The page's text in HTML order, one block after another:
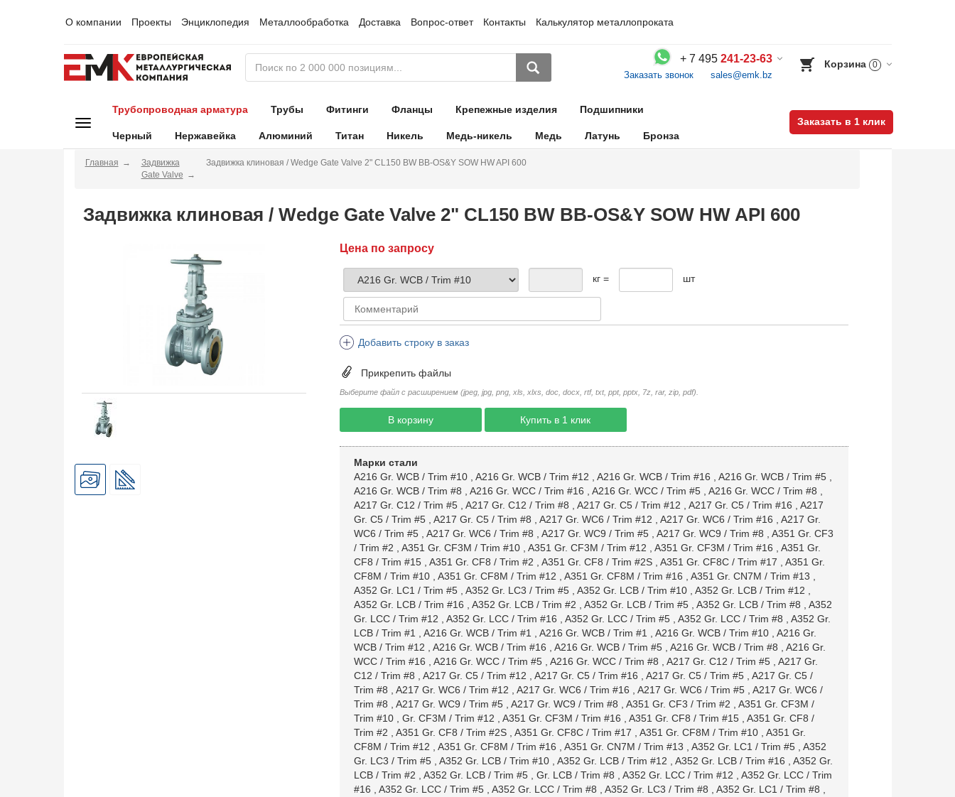
О компании Проекты Энциклопедия Металлообработка Доставка Вопрос-ответ Контакты Калькулятор металлопроката
+ 7 495 241-23-63
Заказать звонок sales@emk.bz
Корзина 0
Трубопроводная арматура Трубы Фитинги Фланцы Крепежные изделия Подшипники
Черный Нержавейка Алюминий Титан Никель Медь-никель Медь Латунь Бронза
Заказать в 1 клик
Главная
Задвижка
Gate Valve
Задвижка клиновая / Wedge Gate Valve 2" CL150 BW BB-OS&Y SOW HW API 600
Задвижка клиновая / Wedge Gate Valve 2" CL150 BW BB-OS&Y SOW HW API 600
Цена по запросу
кг = шт
Добавить строку в заказ
Прикрепить файлы
Выберите файл с расширением (jpeg, jpg, png, xls, xlxs, doc, docx, rtf, txt, ppt, pptx, 7z, rar, zip, pdf).
В корзину Купить в 1 клик
Марки стали
A216 Gr. WCB / Trim #10, A216 Gr. WCB / Trim #12 A216 Gr. WCB / Trim #16 A216 Gr. WCB / Trim #5,
A216 Gr. WCB / Trim #8
A216 Gr. WCC / Trim #16 A216 Gr. WCC / Trim #5, A216 Gr. WCC / Trim #8
A217 Gr. C12 / Trim #5, A217 Gr. C12 / Trim #8 A217 Gr. C5 / Trim #12 A217 Gr. C5 / Trim #16
A217
Gr. C5 / Trim #5, A217 Gr. C5 / Trim #8 A217 Gr. WC6 / Trim #12 A217 Gr. WC6 / Trim #16
A217 Gr.
WC6 / Trim #5, A217 Gr. WC6 / Trim #8 A217 Gr. WC9 / Trim #5, A217 Gr. WC9 / Trim #8
A351 Gr. CF3
/ Trim #2
A351 Gr. CF3M / Trim #10, A351 Gr. CF3M / Trim #12 A351 Gr. CF3M / Trim #16
A351 Gr.
CF8 / Trim #15, A351 Gr. CF8 / Trim #2 A351 Gr. CF8 / Trim #2S, A351 Gr. CF8C / Trim #17
A351 Gr.
CF8M / Trim #10, A351 Gr. CF8M / Trim #12 A351 Gr. CF8M / Trim #16 A351 Gr. CN7M / Trim #13
A352 Gr. LC1 / Trim #5, A352 Gr. LC3 / Trim #5, A352 Gr. LCB / Trim #10, A352 Gr. LCB / Trim #12
A352 Gr. LCB / Trim #16
A352 Gr. LCB / Trim #2 A352 Gr. LCB / Trim #5, A352 Gr. LCB / Trim #8
A352
Gr. LCC / Trim #12
A352 Gr. LCC / Trim #16 A352 Gr. LCC / Trim #5, A352 Gr. LCC / Trim #8
A352 Gr.
LCB / Trim #1
A216 Gr. WCB / Trim #1 A216 Gr. WCB / Trim #1 A216 Gr. WCB / Trim #10, A216 Gr.
WCB / Trim #12
A216 Gr. WCB / Trim #16 A216 Gr. WCB / Trim #5, A216 Gr. WCB / Trim #8
A216 Gr.
WCC / Trim #16
A216 Gr. WCC / Trim #5, A216 Gr. WCC / Trim #8 A217 Gr. C12 / Trim #5, A217 Gr.
C12 / Trim #8
A217 Gr. C5 / Trim #12 A217 Gr. C5 / Trim #16 A217 Gr. C5 / Trim #5, A217 Gr. C5 /
Trim #8
A217 Gr. WC6 / Trim #12 A217 Gr. WC6 / Trim #16 A217 Gr. WC6 / Trim #5, A217 Gr. WC6 /
Trim #8
A217 Gr. WC9 / Trim #5, A217 Gr. WC9 / Trim #8 A351 Gr. CF3 / Trim #2
A351 Gr. CF3M /
Trim #10, Gr. CF3M / Trim #12 A351 Gr. CF3M / Trim #16 A351 Gr. CF8 / Trim #15, A351 Gr. CF8 /
Trim #2
A351 Gr. CF8 / Trim #2S, A351 Gr. CF8C / Trim #17 A351 Gr. CF8M / Trim #10, A351 Gr.
CF8M / Trim #12
A351 Gr. CF8M / Trim #16 A351 Gr. CN7M / Trim #13 A352 Gr. LC1 / Trim #5, A352
Gr. LC3 / Trim #5, A352 Gr. LCB / Trim #10, A352 Gr. LCB / Trim #12 A352 Gr. LCB / Trim #16
A352 Gr.
LCB / Trim #2
A352 Gr. LCB / Trim #5, Gr. LCB / Trim #8 A352 Gr. LCC / Trim #12
A352 Gr. LCC / Trim
#16
A352 Gr. LCC / Trim #5, A352 Gr. LCC / Trim #8 A352 Gr. LC3 / Trim #8 A352 Gr. LC1 / Trim #8